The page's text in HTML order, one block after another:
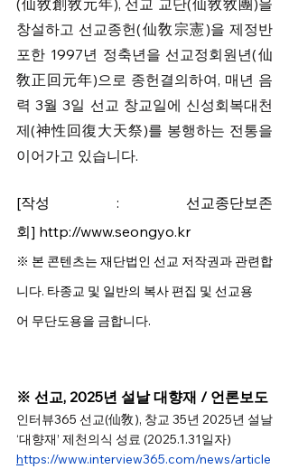
창설하고 선교종헌(仙敎宗憲)을 제정반
포한 1997년 정축년을 선교정회원년(仙
敎正回元年)으로 종헌결의하여, 매년 음
력 3월 3일 선교 창교일에 신성회복대천
제(神性回復大天祭)를 봉행하는 전통을
이어가고 있습니다.
[작성 : 선교종단보존
회] http://www.seongyo.kr
※ 본 콘텐츠는 재단법인 선교 저작권과 관련합
니다. 타종교 및 일반의 복사 편집 및 선교용
어 무단도용을 금합니다.
※ 선교, 2025년 설날 대향재 / 언론보도
인터뷰365 선교(仙敎), 창교 35년 2025년 설날
‘대향재’ 제천의식 성료 (2025.1.31일자)
https://www.interview365.com/news/article